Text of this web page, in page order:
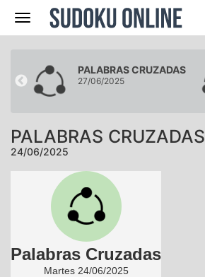
Navegación
PALABRAS CRUZADAS
27/06/2025
PALABRAS CRUZADAS
24/06/2025
Palabras Cruzadas
Martes 24/06/2025